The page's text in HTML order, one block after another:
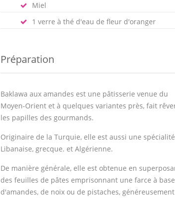
Miel
1 verre à thé d'eau de fleur d'oranger
Préparation
Baklawa aux amandes est une pâtisserie venue du
Moyen-Orient et à quelques variantes près, fait
les papilles des gourmands.
Originaire de la Turquie, elle est aussi une spécialité
Libanaise, grecque. et Algérienne.
De manière générale, elle est obtenue en
des feuilles de pâtes emprisonnant une farce à base
d'amandes, de noix ou de pistaches, généreusement